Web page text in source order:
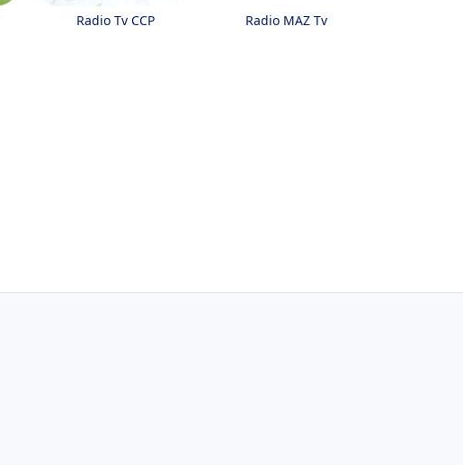
Radio Tv CCP Radio MAZ Tv